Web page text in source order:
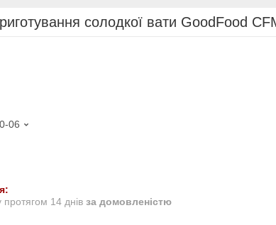
солодкої вати GoodFood
06
14 днів за домовленістю